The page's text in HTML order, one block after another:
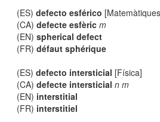
(ES)defecto esférico
(CA)defecte esfèric m
(EN)spherical defect
(FR)défaut sphérique
(ES)defecto intersticial [Física]
(CA)defecte intersticial n m
(EN) interstitial
(FR) interstitiel